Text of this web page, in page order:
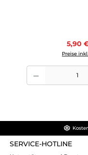
5,90
Preise
Produkt Anzahl: Gib
SERVICE-HOTLINE